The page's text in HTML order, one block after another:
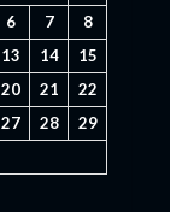
6 7
8
13 14
15
20 21
22
27 28
29